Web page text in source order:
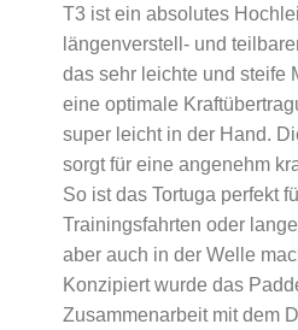
T3 ist ein absolutes
längenverstell- und
das sehr leichte und steife
eine optimale
super leicht in der Hand.
sorgt für eine angenehm
So ist das Tortuga perfekt
Trainingsfahrten oder
aber auch in der Welle
Konzipiert wurde das
Zusammenarbeit mit dem